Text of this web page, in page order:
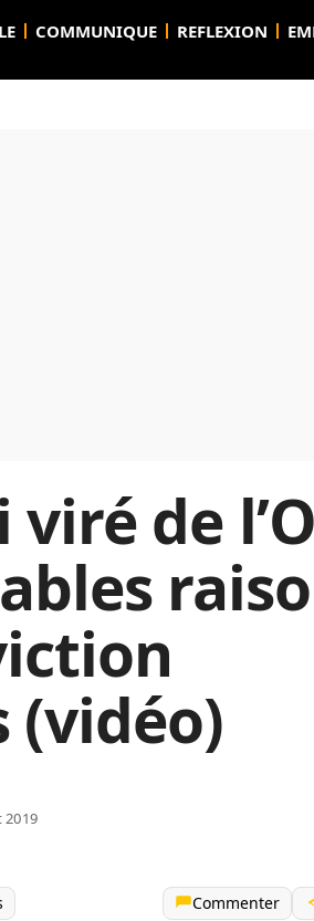
COMMUNIQUE REFLEXION
de
(vidéo)
2019
Commenter